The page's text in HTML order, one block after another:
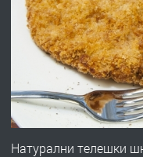
ПРЕДЛАГА
ПРЕДЛАГА
Натурални телешки